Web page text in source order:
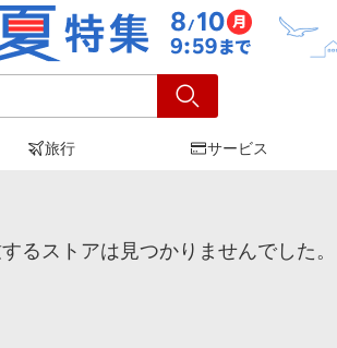
旅行 サービス
るストアは見つかりませんでした。